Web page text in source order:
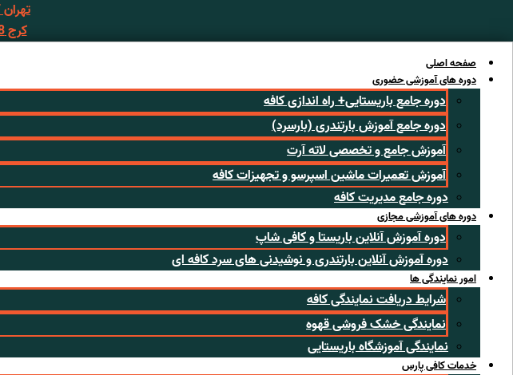
تهران 09202775857
کرج 09204042088
صفحه اصلی
دوره های آموزشی حضوری
دوره جامع باریستایی+ راه اندازی کافه
دوره جامع آموزش بارتندری (بارسرد)
آموزش جامع و تخصصی لاته آرت
آموزش تعمیرات ماشین اسپرسو و تجهیزات کافه
دوره جامع مدیریت کافه
دوره های آموزشی مجازی
دوره آموزش آنلاین باریستا و کافی شاپ
دوره آموزش آنلاین بارتندری و نوشیدنی های سرد کافه ای
امور نمایندگی ها
شرایط دریافت نمایندگی کافه
نمایندگی خشک فروشی قهوه
نمایندگی آموزشگاه باریستایی
خدمات کافی پارس